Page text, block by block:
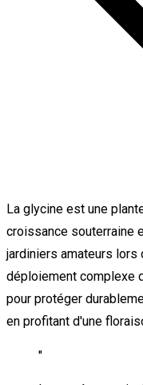
La glycine est une
croissance souterraine
jardiniers amateurs lors
déploiement complexe
pour protéger
en profitant d'une
"